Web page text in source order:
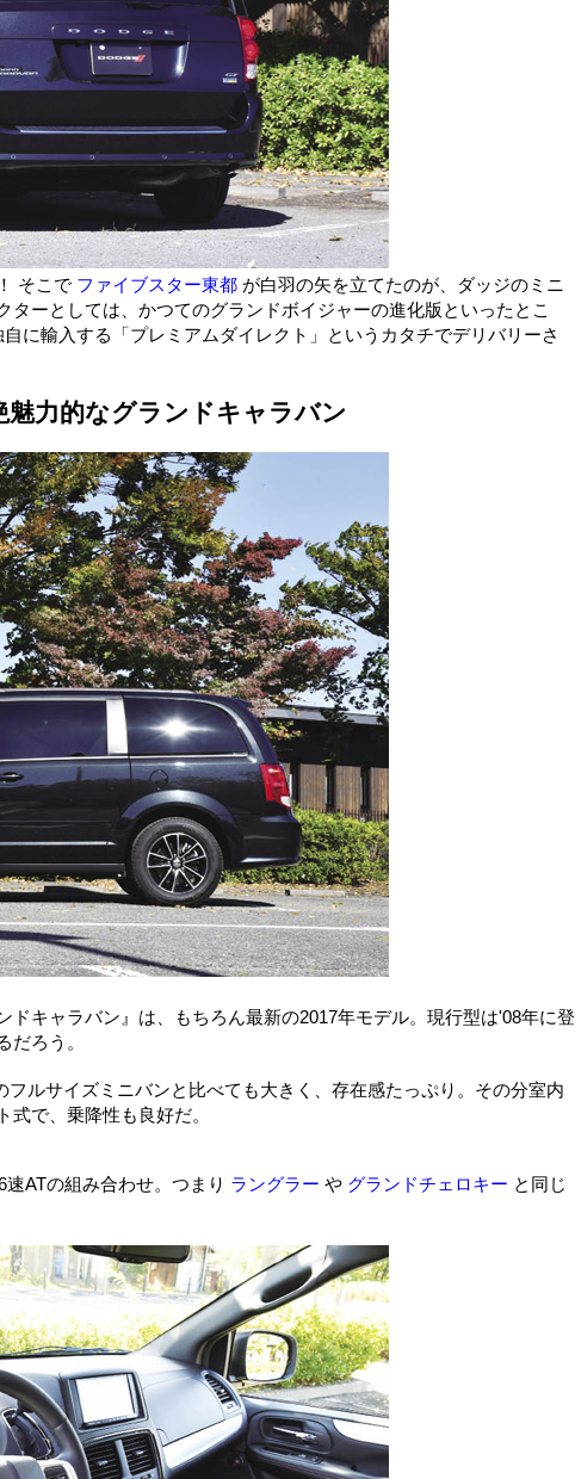
そこで ファイブスター東都 が白羽の矢を立てたのが、ダッジのミニ
ーとしては、かつてのグランドボイジャーの進化版といったとこ
自に輸入する「プレミアムダイレクト」というカタチでデリバリーさ
魅力的なグランドキャラバン
キャラバン』は、もちろん最新の2017年モデル。現行型は'08年に登
ろう。
ルサイズミニバンと比べても大きく、存在感たっぷり。その分室内
で、乗降性も良好だ。
ATの組み合わせ。つまり ラングラー や グランドチェロキー と同じ